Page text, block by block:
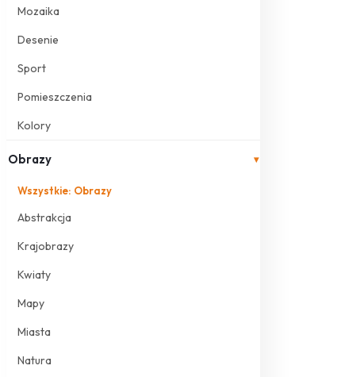
Mozaika
Desenie
Sport
Pomieszczenia
Kolory
Obrazy ▾
Wszystkie: Obrazy
Abstrakcja
Krajobrazy
Kwiaty
Mapy
Miasta
Natura